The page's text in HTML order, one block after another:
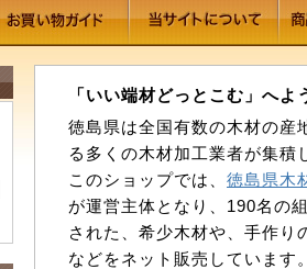
「いい端材どっとこむ」へよ
徳島県は全国有数の木材の産
る多くの木材加工業者が集積
このショップでは、 徳島県木
が運営主体となり、190名の
された、希少木材や、手作り
などをネット販売しています